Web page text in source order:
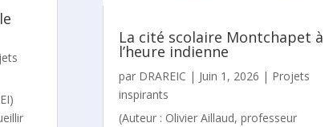
La cité scolaire Montchapet à
l’heure indienne
par DRAREIC | Juin 1, 2026 | Projets
inspirants
(Auteur : Olivier Aillaud, professeur